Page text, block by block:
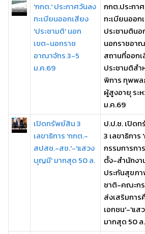
'กกต.' ประกาศวันลง
ทะเบียนออกเสียง
'ประชามติ' นอก
เขต-นอกราช
อาณาจักร 3-5
ม.ค.69
กกต.ประกา
ทะเบียนออก
ประชามติน
นอกราชอา
สถานที่ออก
ประชามติส
พิการ ทุพพล
ผู้สูงอายุ ระ
ม.ค.69
เปิดทรัพย์สิน 3
เลขาธิการ 'กกต.-
สปสช.-สช.'-'แสวง
บุญมี' มากสุด 50 ล.
ป.ป.ช. เปิด
3 เลขาธิกา
กรรมการกา
ตั้ง-สำนักงา
ประกันสุขภ
ชาติ-คณะก
ส่งเสริมการ
เอกชน'-'แส
มากสุด 50 ล